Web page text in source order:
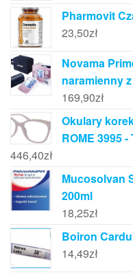
Pharmovit
23,50zł
Novama
naramienny
169,90zł
Okulary
ROME 3995
446,40zł
Mucosolvan
200ml
18,25zł
Boiron
14,49zł